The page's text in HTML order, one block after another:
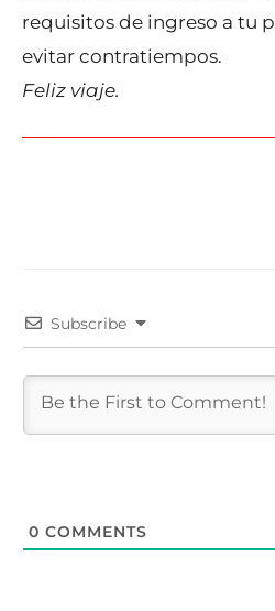
requisitos de ingreso a tu
evitar contratiempos.
Feliz viaje.
Subscribe
0 COMMENTS